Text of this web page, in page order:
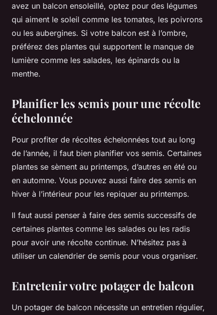
avez un balcon ensoleillé, optez pour des légumes
qui aiment le soleil comme les tomates, les poivrons
ou les aubergines. Si votre balcon est à l’ombre,
préférez des plantes qui supportent le manque de
lumière comme les salades, les épinards ou la
menthe.
Planifier les semis pour une récolte
échelonnée
Pour profiter de récoltes échelonnées tout au long
de l’année, il faut bien planifier vos semis. Certaines
plantes se sèment au printemps, d’autres en été ou
en automne. Vous pouvez aussi faire des semis en
hiver à l’intérieur pour les repiquer au printemps.
Il faut aussi penser à faire des semis successifs de
certaines plantes comme les salades ou les radis
pour avoir une récolte continue. N’hésitez pas à
utiliser un calendrier de semis pour vous organiser.
Entretenir votre potager de balcon
Un potager de balcon nécessite un entretien régulier,